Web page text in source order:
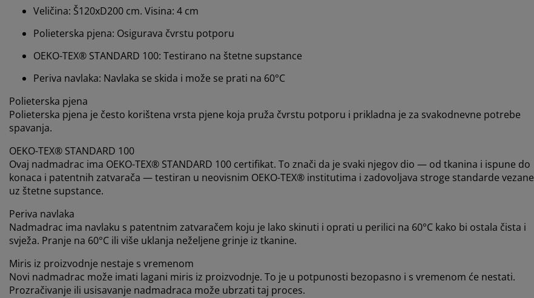
Veličina: Š120xD200 cm. Visina: 4 cm
Polieterska pjena: Osigurava čvrstu potporu
OEKO-TEX® STANDARD 100: Testirano na štetne supstance
Periva navlaka: Navlaka se skida i može se prati na 60°C
Polieterska pjena
Polieterska pjena je često korištena vrsta pjene koja pruža čvrstu potporu i prikladna je za svakodnevne potrebe
spavanja.
OEKO-TEX® STANDARD 100
Ovaj nadmadrac ima OEKO-TEX® STANDARD 100 certifikat. To znači da je svaki njegov dio — od tkanina i ispune do
konaca i patentnih zatvarača — testiran u neovisnim OEKO-TEX® institutima i zadovoljava stroge standarde vezane
uz štetne supstance.
Periva navlaka
Nadmadrac ima navlaku s patentnim zatvaračem koju je lako skinuti i oprati u perilici na 60°C kako bi ostala čista i
svježa. Pranje na 60°C ili više uklanja neželjene grinje iz tkanine.
Miris iz proizvodnje nestaje s vremenom
Novi nadmadrac može imati lagani miris iz proizvodnje. To je u potpunosti bezopasno i s vremenom će nestati.
Prozračivanje ili usisavanje nadmadraca može ubrzati taj proces.